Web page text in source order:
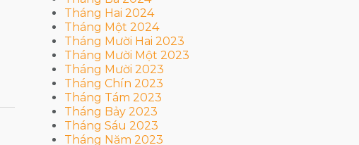
Tháng Hai 2024
Tháng Một 2024
Tháng Mười Hai 2023
Tháng Mười Một 2023
Tháng Mười 2023
Tháng Chín 2023
Tháng Tám 2023
Tháng Bảy 2023
Tháng Sáu 2023
Tháng Năm 2023